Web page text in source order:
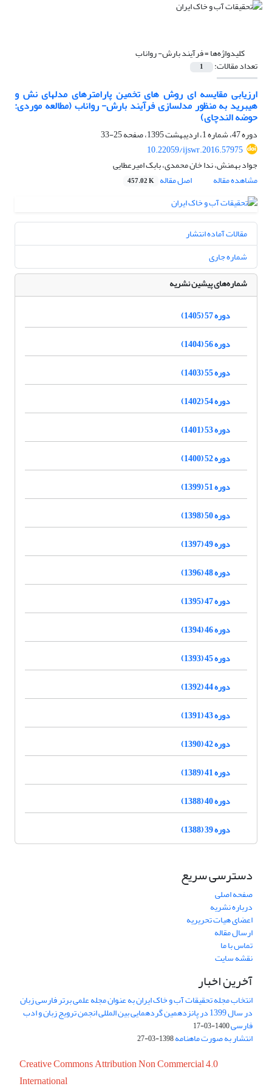
کلیدواژه‌ها =فرآیند بارش- رواناب
تعداد مقالات: 1
ارزیابی مقایسه ای روش های تخمین پارامترهای مدلهای نش و
هیبرید به منظور مدلسازی فرآیند بارش- رواناب (مطالعه موردی:
حوضه الندچای)
دوره 47، شماره 1، اردیبهشت 1395، صفحه
25-33
10.22059/ijswr.2016.57975
جواد بهمنش، ندا خان محمدی، بابک امیرعطایی
مشاهده مقاله
اصل مقاله 457.02 K
مقالات آماده انتشار
شماره جاری
شماره‌های پیشین نشریه
دوره 57 (1405)
دوره 56 (1404)
دوره 55 (1403)
دوره 54 (1402)
دوره 53 (1401)
دوره 52 (1400)
دوره 51 (1399)
دوره 50 (1398)
دوره 49 (1397)
دوره 48 (1396)
دوره 47 (1395)
دوره 46 (1394)
دوره 45 (1393)
دوره 44 (1392)
دوره 43 (1391)
دوره 42 (1390)
دوره 41 (1389)
دوره 40 (1388)
دوره 39 (1388)
دسترسی سریع
صفحه اصلی
درباره نشریه
اعضای هیات تحریریه
ارسال مقاله
تماس با ما
نقشه سایت
آخرین اخبار
انتخاب مجله تحقیقات آب و خاک ایران به عنوان مجله علمی برتر فارسی زبان
در سال 1399 در پانزدهمین گردهمایی بین المللی انجمن ترویج زبان و ادب
فارسی1400-03-17
انتشار به صورت ماهنامه1398-03-27
Creative Commons Attribution Non Commercial 4.0
International